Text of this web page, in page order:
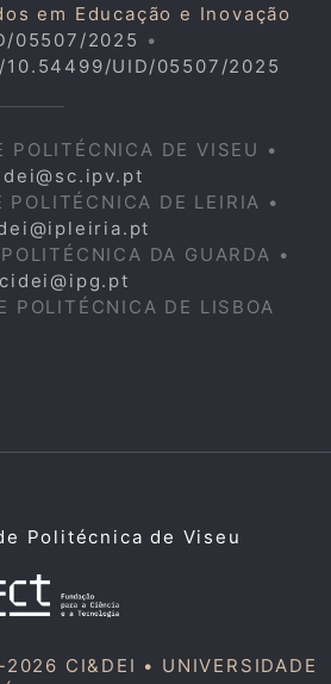
em Educação e Inovação
05507/2025 •
UID/05507/2025
POLITÉCNICA DE VISEU •
POLITÉCNICA DE LEIRIA •
DA GUARDA •
cidei@ipg.pt
POLITÉCNICA DE LISBOA
CI&DEI • UNIVERSIDADE